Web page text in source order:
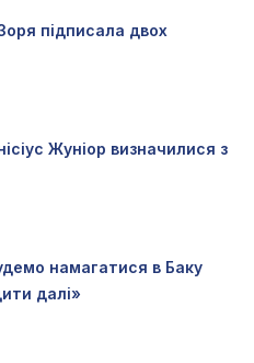
підписала двох
Жуніор визначилися з
намагатися в Баку
далі»